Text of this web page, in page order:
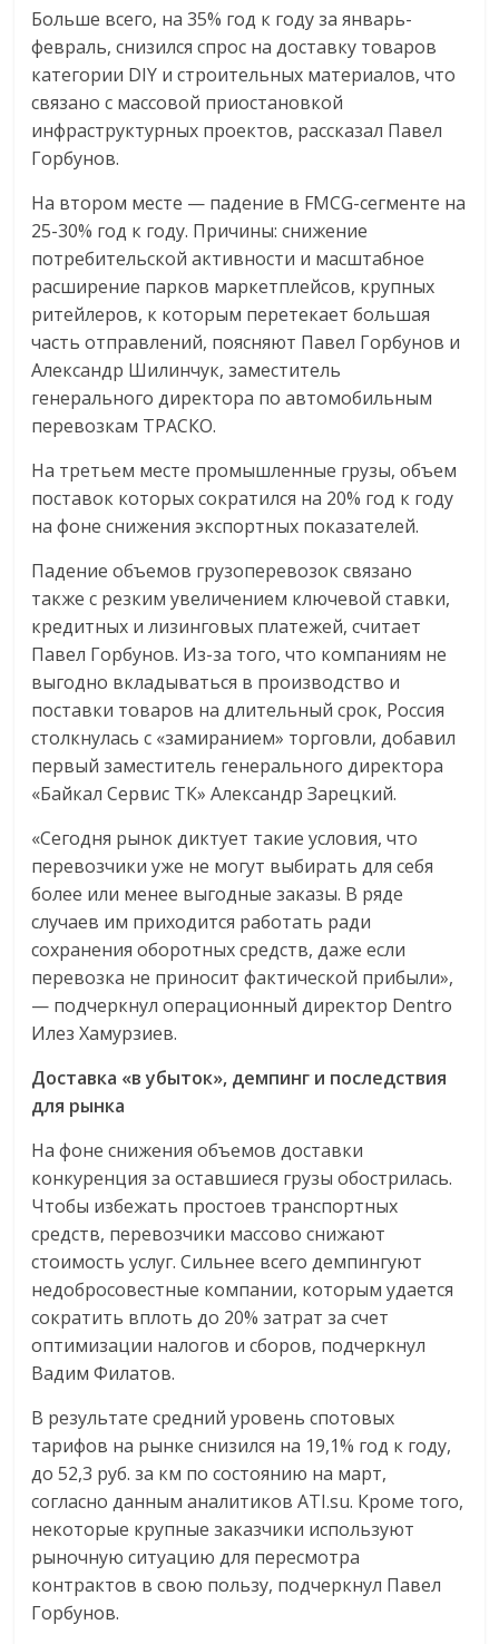
Больше всего, на 35% год к году за январь-
февраль, снизился спрос на доставку товаров
категории DIY и строительных материалов, что
связано с массовой приостановкой
инфраструктурных проектов, рассказал Павел
Горбунов.
На втором месте — падение в FMCG-сегменте на
25-30% год к году. Причины: снижение
потребительской активности и масштабное
расширение парков маркетплейсов, крупных
ритейлеров, к которым перетекает большая
часть отправлений, поясняют Павел Горбунов и
Александр Шилинчук, заместитель
генерального директора по автомобильным
перевозкам ТРАСКО.
На третьем месте промышленные грузы, объем
поставок которых сократился на 20% год к году
на фоне снижения экспортных показателей.
Падение объемов грузоперевозок связано
также с резким увеличением ключевой ставки,
кредитных и лизинговых платежей, считает
Павел Горбунов. Из-за того, что компаниям не
выгодно вкладываться в производство и
поставки товаров на длительный срок, Россия
столкнулась с «замиранием» торговли, добавил
первый заместитель генерального директора
«Байкал Сервис ТК» Александр Зарецкий.
«Сегодня рынок диктует такие условия, что
перевозчики уже не могут выбирать для себя
более или менее выгодные заказы. В ряде
случаев им приходится работать ради
сохранения оборотных средств, даже если
перевозка не приносит фактической прибыли»,
— подчеркнул операционный директор Dentro
Илез Хамурзиев.
Доставка «в убыток», демпинг и последствия
для рынка
На фоне снижения объемов доставки
конкуренция за оставшиеся грузы обострилась.
Чтобы избежать простоев транспортных
средств, перевозчики массово снижают
стоимость услуг. Сильнее всего демпингуют
недобросовестные компании, которым удается
сократить вплоть до 20% затрат за счет
оптимизации налогов и сборов, подчеркнул
Вадим Филатов.
В результате средний уровень спотовых
тарифов на рынке снизился на 19,1% год к году,
до 52,3 руб. за км по состоянию на март,
согласно данным аналитиков ATI.su. Кроме того,
некоторые крупные заказчики используют
рыночную ситуацию для пересмотра
контрактов в свою пользу, подчеркнул Павел
Горбунов.